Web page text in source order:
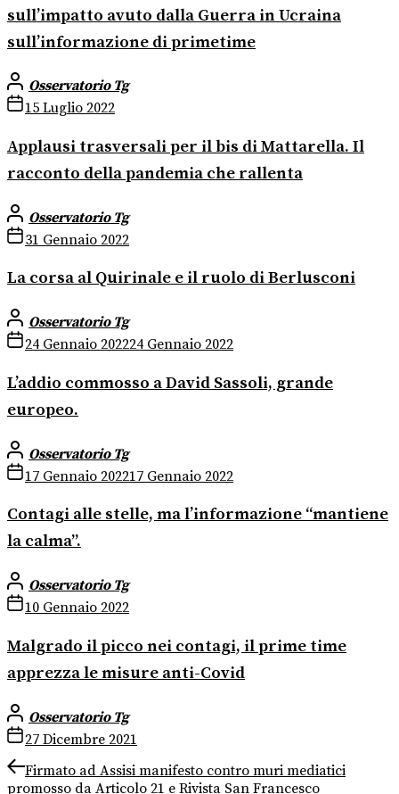
sull’impatto avuto dalla Guerra in Ucraina
sull’informazione di primetime
Osservatorio Tg
15 Luglio 2022
Applausi trasversali per il bis di Mattarella. Il
racconto della pandemia che rallenta
Osservatorio Tg
31 Gennaio 2022
La corsa al Quirinale e il ruolo di Berlusconi
Osservatorio Tg
24 Gennaio 202224 Gennaio 2022
L’addio commosso a David Sassoli, grande
europeo.
Osservatorio Tg
17 Gennaio 202217 Gennaio 2022
Contagi alle stelle, ma l’informazione “mantiene
la calma”.
Osservatorio Tg
10 Gennaio 2022
Malgrado il picco nei contagi, il prime time
apprezza le misure anti-Covid
Osservatorio Tg
27 Dicembre 2021
Navigazione
Previous
post:
Firmato ad Assisi manifesto contro muri mediatici
promosso da Articolo 21 e Rivista San Francesco